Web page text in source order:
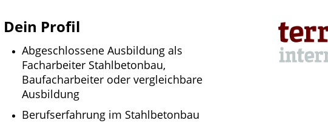
Dein Profil
Abgeschlossene Ausbildung als
Facharbeiter Stahlbetonbau,
Baufacharbeiter oder vergleichbare
Ausbildung
Berufserfahrung im Stahlbetonbau